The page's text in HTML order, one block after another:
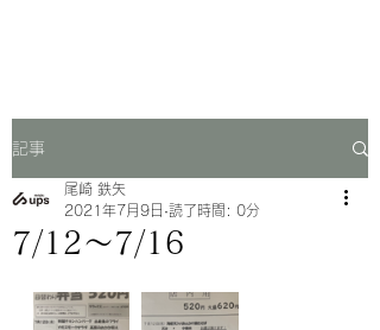
記事
7/12〜7/16
尾崎 鉄矢
2021年7月9日 読了時間: 0分